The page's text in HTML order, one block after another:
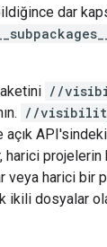
dar
__subpackages__
//
//
açık
harici projelerin
veya harici bir
ikili dosyalar